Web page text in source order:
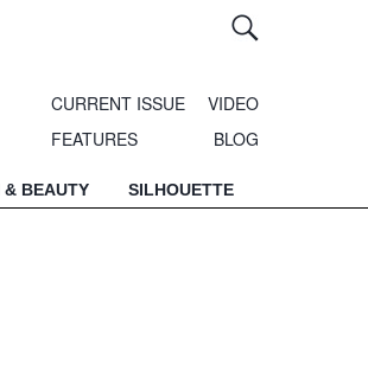
CURRENT ISSUE
VIDEO
FEATURES
BLOG
& BEAUTY SILHOUETTE